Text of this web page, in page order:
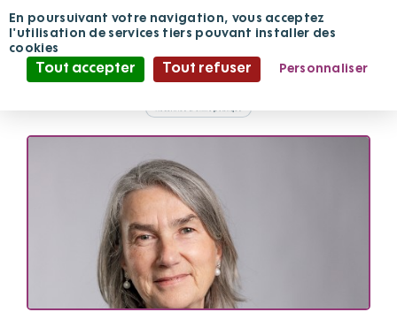
En poursuivant votre navigation, vous acceptez
l'utilisation de services tiers pouvant installer des
cookies
Tout accepter Tout refuser
Personnaliser